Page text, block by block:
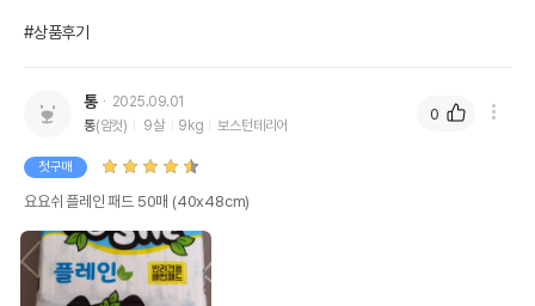
#상품후기
통
2025.09.01
통(암컷) 9살 9kg 보스턴테리어
첫구매
요요쉬 플레인 패드 50매 (40x48cm)
0